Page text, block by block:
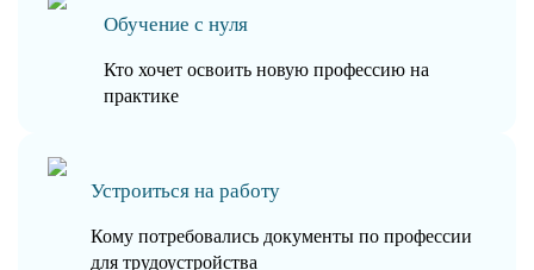
Обучение с нуля
Кто хочет освоить новую профессию на
практике
Устроиться на работу
Кому потребовались документы по профессии
для трудоустройства